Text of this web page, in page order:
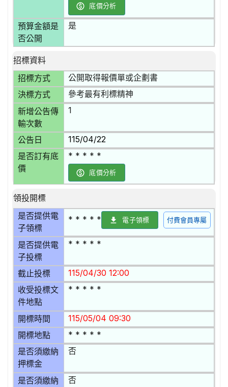
底價分析
預算金額是
否公開
是
招標資料
招標方式
公開取得報價單或企劃書
決標方式 參考最有利標精神
新增公告傳
輸次數
1
公告日 115/04/22
是否訂有底
價
* * * * *
底價分析
領投開標
是否提供電
子領標
* * * * * 電子領標 付費會員專屬
是否提供電
子投標
* * * * *
截止投標 115/04/30 12:00
收受投標文
件地點
* * * * *
開標時間 115/05/04 09:30
開標地點 * * * * *
是否須繳納
押標金
否
是否須繳納
否